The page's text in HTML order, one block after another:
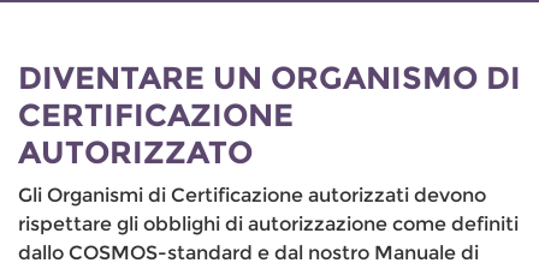
DIVENTARE UN ORGANISMO DI
CERTIFICAZIONE
AUTORIZZATO
Gli Organismi di Certificazione autorizzati devono
rispettare gli obblighi di autorizzazione come definiti
dallo COSMOS-standard e dal nostro Manuale di